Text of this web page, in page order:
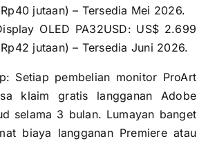
jutaan) – Tersedia Mei 2026.
OLED PA32USD: US$ 2.699
jutaan) – Tersedia Juni 2026.
Setiap pembelian monitor ProArt
klaim gratis langganan Adobe
selama 3 bulan. Lumayan banget
biaya langganan Premiere atau